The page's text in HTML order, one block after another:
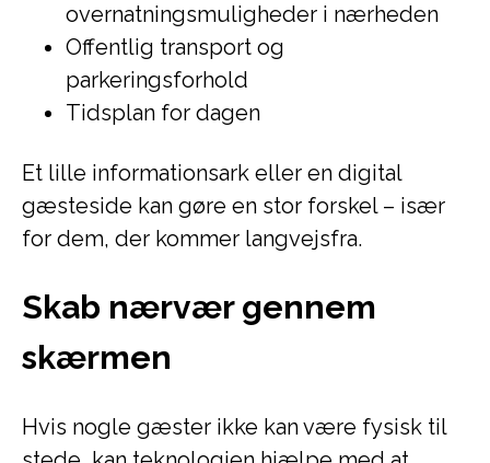
overnatningsmuligheder i nærheden
Offentlig transport og
parkeringsforhold
Tidsplan for dagen
Et lille informationsark eller en digital
gæsteside kan gøre en stor forskel – især
for dem, der kommer langvejsfra.
Skab nærvær gennem
skærmen
Hvis nogle gæster ikke kan være fysisk til